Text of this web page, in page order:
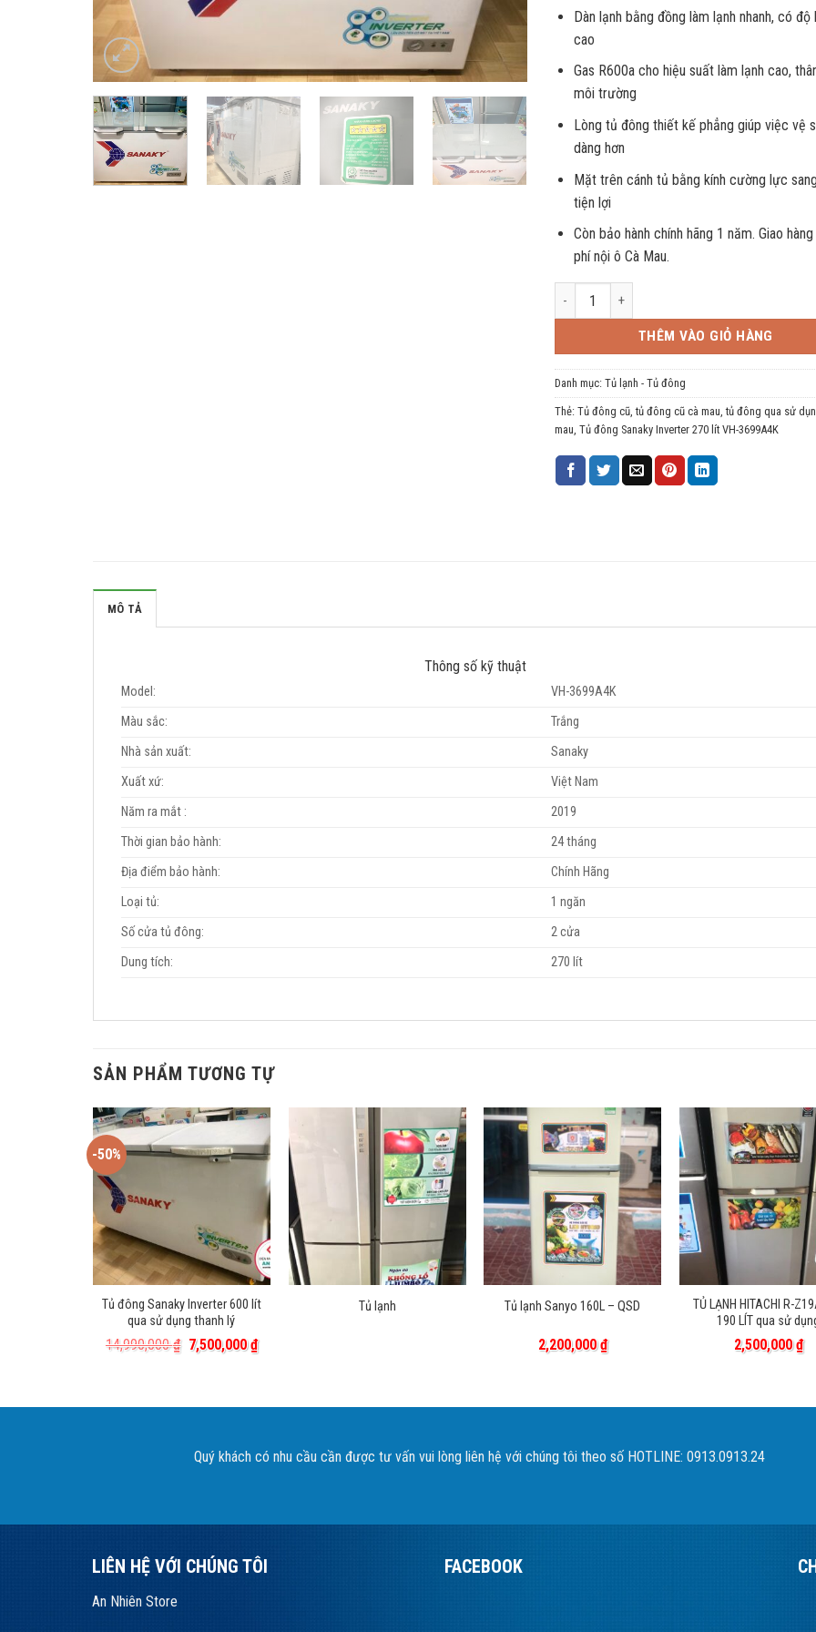
Dàn lạnh bằng đồng làm lạnh nhanh, có độ
cao
Gas R600a cho hiệu suất làm lạnh cao,
môi trường
Lòng tủ đông thiết kế phẳng giúp việc vệ
dàng hơn
Mặt trên cánh tủ bằng kính cường lực
tiện lợi
Còn bảo hành chính hãng 1 năm. Giao
phí nội ô Cà Mau.
Tủ đông Sanaky Inverter 270 lít VH-3699A4K
THÊM VÀO GIỎ HÀNG
Danh mục: Tủ lạnh - Tủ đông
Thẻ: Tủ đông cũ,tủ đông cũ cà mau,tủ đông qua sử
mau, Tủ đông Sanaky Inverter 270 lít VH-3699A4K
MÔ TẢ
Thông số kỹ thuật
Model:
VH-3699A4K
Màu sắc:
Trắng
Nhà sản xuất:
Sanaky
Xuất xứ:
Việt Nam
Năm ra mắt :
2019
Thời gian bảo hành:
24 tháng
Địa điểm bảo hành:
Chính Hãng
Loại tủ:
1 ngăn
Số cửa tủ đông:
2 cửa
Dung tích:
270 lít
SẢN PHẨM TƯƠNG TỰ
-50%
Tủ đông Sanaky Inverter 600 lít
qua sử dụng thanh lý
14,990,000₫ Giá
gốc
7,500,000₫Giá
hiện
Tủ lạnh Tủ lạnh Sanyo 160L – QSD
2,200,000₫
TỦ LẠNH HITACHI R-
190 LÍT qua sử
2,500,000₫
Quý khách có nhu cầu cần được tư vấn vui lòng liên hệ với chúng tôi theo số HOTLINE: 0913.0913.24
LIÊN HỆ VỚI CHÚNG TÔI
An Nhiên Store
FACEBOOK